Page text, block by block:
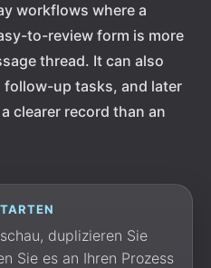
workflows where a
to-review form is more
thread. It can also
up tasks, and later
clearer record than an
duplizieren Sie
Sie es an Ihren Prozess